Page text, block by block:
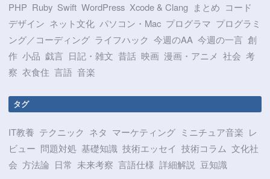
PHP Ruby Swift WordPress Xcode & Clang まとめ コード
デザイン ネット文化 パソコン・Mac プログラマ プログラミ
ング／コーディング ライフハック 今週のAA 今週の一言 創
作 小品 戯言 日記・雑文 昔話 映画 漫画・アニメ 社会 考
察 衣食住 言語 音楽
タグ
IT教養 テクニック ネタ マーケティング ミニチュア音楽 レ
ビュー 問題対処 基礎知識 技術エッセイ 技術コラム 文化社
会 方法論 日常 未来考察 言語仕様 詳細解説 豆知識